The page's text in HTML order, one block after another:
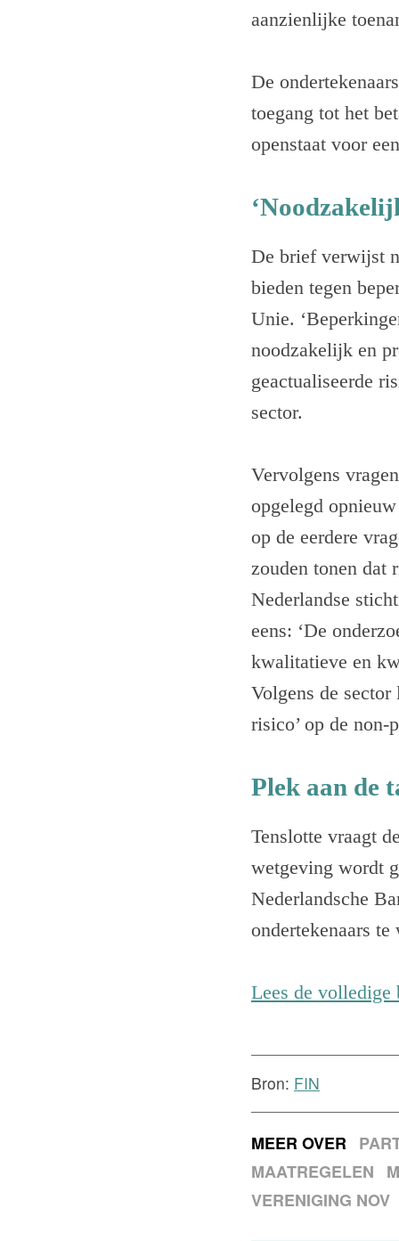
aanzienlijke
De
toegang tot het
openstaat voor
De brief verwijst
bieden tegen
Unie.
noodzakelijk en
geactualiseerde
sector.
Vervolgens
opgelegd
op de eerdere
zouden tonen dat
Nederlandse
eens: ‘De
kwalitatieve en
Volgens de
risico’ op de non-
Plek aan de
Tenslotte vraagt
wetgeving wordt
Nederlandsche
ondertekenaars
Lees de volledige
Bron: FIN
MEER OVER
MAATREGELEN
VERENIGING NOV